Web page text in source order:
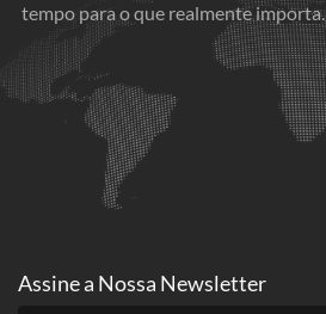
tempo para o que realmente importa.
Assine a Nossa Newsletter